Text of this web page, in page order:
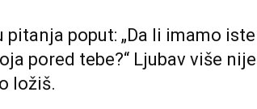
poput: „Da li imamo iste
pored tebe?“ Ljubav više nije
ložiš.